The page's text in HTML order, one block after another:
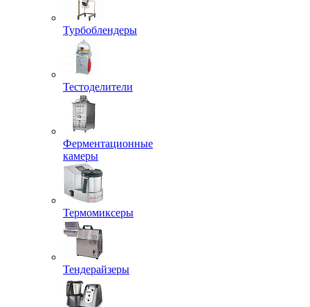
Турбоблендеры
Тестоделители
Ферментационные
камеры
Термомиксеры
Тендерайзеры